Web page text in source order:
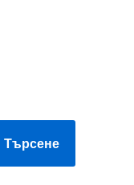
Търсене